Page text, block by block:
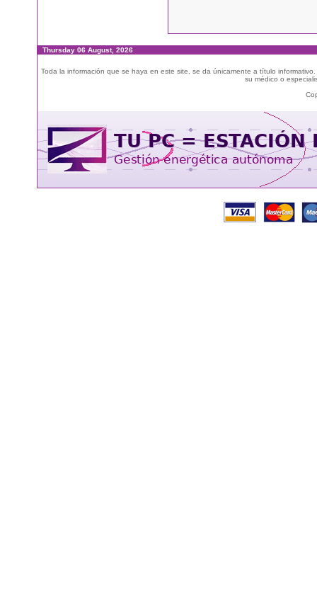
Thursday 06 August, 2026
Toda la información que se haya en este site, se da únicamente a título
su médico o